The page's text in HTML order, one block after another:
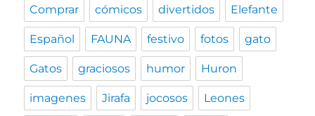
Comprar cómicos divertidos Elefante
Español FAUNA festivo fotos gato
Gatos graciosos humor Huron
imagenes Jirafa jocosos Leones